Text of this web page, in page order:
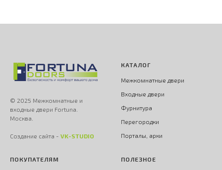
© 2025 Межкомнатные и
входные двери Fortuna.
Москва.
Создание сайта - VK-STUDIO
КАТАЛОГ
Межкомнатные двери
Входные двери
Фурнитура
Перегородки
Порталы, арки
ПОКУПАТЕЛЯМ ПОЛЕЗНОЕ